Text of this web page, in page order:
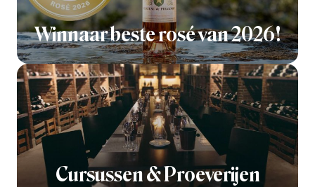
Winnaar beste rosé van 2026!
Cursussen & Proeverijen